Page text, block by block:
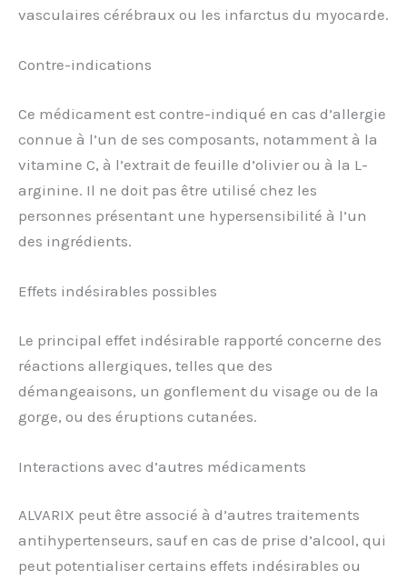
vasculaires cérébraux ou les infarctus du myocarde.
Contre-indications
Ce médicament est contre-indiqué en cas d’allergie
connue à l’un de ses composants, notamment à la
vitamine C, à l’extrait de feuille d’olivier ou à la L-
arginine. Il ne doit pas être utilisé chez les
personnes présentant une hypersensibilité à l’un
des ingrédients.
Effets indésirables possibles
Le principal effet indésirable rapporté concerne des
réactions allergiques, telles que des
démangeaisons, un gonflement du visage ou de la
gorge, ou des éruptions cutanées.
Interactions avec d’autres médicaments
ALVARIX peut être associé à d’autres traitements
antihypertenseurs, sauf en cas de prise d’alcool, qui
peut potentialiser certains effets indésirables ou